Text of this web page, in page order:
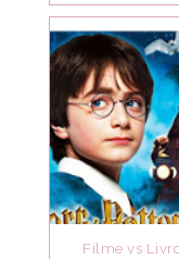
Filme vs